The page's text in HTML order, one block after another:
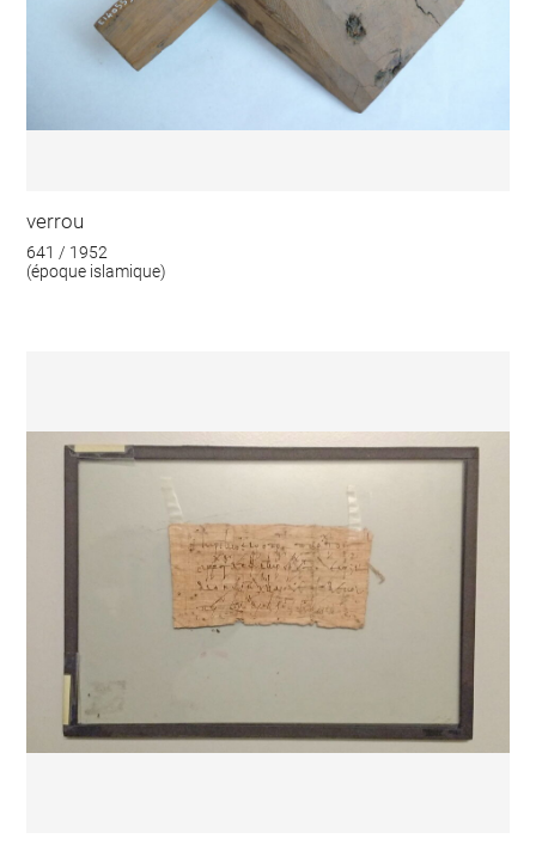
verrou
641 / 1952
(époque islamique)